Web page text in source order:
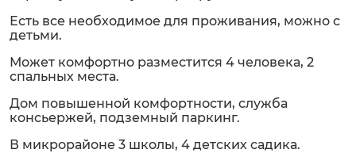
Есть все необходимое для проживания, можно с
детьми.
Может комфортно разместится 4 человека, 2
спальных места.
Дом повышенной комфортности, служба
консьержей, подземный паркинг.
В микрорайоне 3 школы, 4 детских садика.